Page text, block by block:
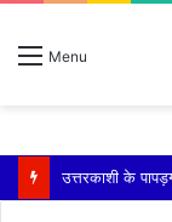
Menu